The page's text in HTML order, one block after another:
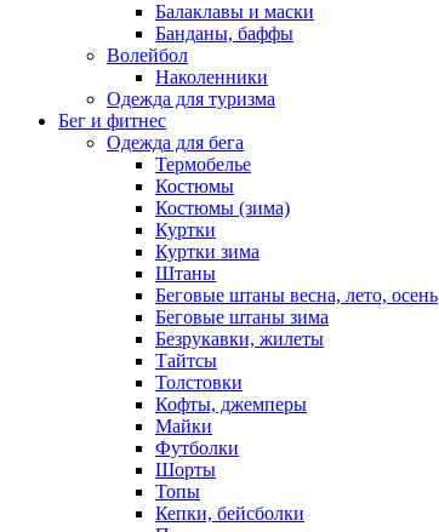
Балаклавы и маски
Банданы, баффы
Волейбол
Наколенники
Одежда для туризма
Бег и фитнес
Одежда для бега
Термобелье
Костюмы
Костюмы (зима)
Куртки
Куртки зима
Штаны
Беговые штаны весна, лето, осень
Беговые штаны зима
Безрукавки, жилеты
Тайтсы
Толстовки
Кофты, джемперы
Майки
Футболки
Шорты
Топы
Кепки, бейсболки